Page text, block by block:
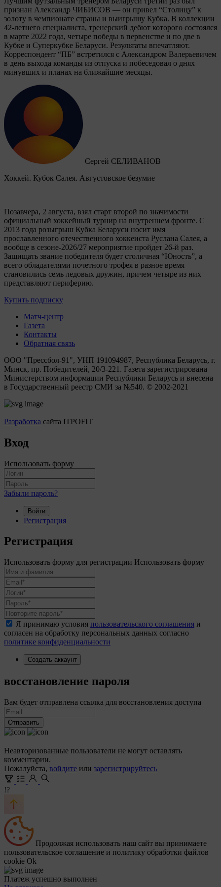
признан Александр ЧИБИСОВ — он привел “Столицу” к
золоту в чемпионате страны и выигрышу Кубка. В коллекции
42-летнего специалиста, тренерский дебют которого состоялся
в марте 2022 года, четыре победы в первенстве и по две в
Кубке и Суперкубке Беларуси. Результаты впечатляют.
Корреспондент “ПБ” встретился с Александром Валерьевичем
в день выхода команды из отпуска и побеседовал о днях
минувших и планах на ближайшие месяцы.
Сергей СЕЛИВАНОВ
Хоккей. Кубок Салея. Августовское безумие
Позавчера, 2 августа, взял старт второй по значимости
официальный хоккейный турнир на внутреннем фронте. C
2013 года розыгрыш Кубка Беларуси носит имя
прославленного отечественного хоккеиста Руслана Салея, а
вообще в сезоне-2026/27 мероприятие пройдет 26-й раз.
Защищать звание победителя будет столичная “Юность”, а
всего обладателями почетного трофея в разное время
становились семь ледовых дружин, причем четыре из них
представляют периферию.
Купить подписку
Матч-центр
Газета
Контакты
Обратная связь
ООО "Прессбол-91", УНП 191094987, Республика Беларусь, г.
Минск, пр. Победителей, 20/3-221. Газета зарегистрирована
Министерством информации Республики Беларусь и внесена
в Государственный реестр СМИ за №540. © 2002-2021
Разработка сайта ITPOFIT
Вход
Использовать форму
Забыли пароль?
Войти
Регистрация
Регистрация
Использовать форму для регистрации Использовать форму
Я принимаю условия пользовательского соглашения и
согласен на обработку персональных данных согласно
политике конфиденциальности
Создать аккаунт
восстановление пароля
Вам будет отправлена ссылка для восстановления доступа
Отправить
Неавторизованные пользователи не могут оставлять
комментарии.
Пожалуйста, войдите или зарегистрируйтесь
!?
Продолжая использовать наш сайт вы принимаете
пользовательское соглашение и политику обработки файлов
cookie Ok
Платеж успешно выполнен